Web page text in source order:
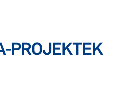
PROJEKTEK